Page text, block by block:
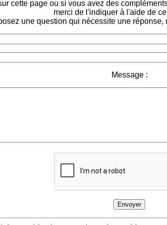
cette page ou si vous avez des
merci de l'indiquer à l'aide de
une question qui nécessite une réponse,
Message :